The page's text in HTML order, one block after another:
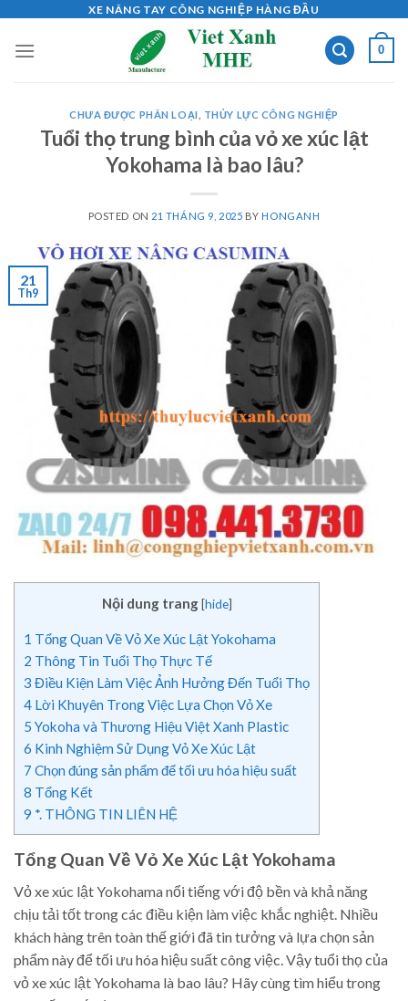
content
XE NÂNG TAY CÔNG NGHIỆP HÀNG ĐẦU
0
CHƯA ĐƯỢC PHÂN LOẠI THỦY LỰC CÔNG NGHIỆP
Tuổi thọ trung bình của vỏ xe xúc lật
Yokohama là bao lâu?
POSTED ON 21 THÁNG 9, 2025 BYHONGANH
21
Th9
Nội dung trang [hide]
1 Tổng Quan Về Vỏ Xe Xúc Lật Yokohama
2 Thông Tin Tuổi Thọ Thực Tế
3 Điều Kiện Làm Việc Ảnh Hưởng Đến Tuổi Thọ
4 Lời Khuyên Trong Việc Lựa Chọn Vỏ Xe
5 Yokoha và Thương Hiệu Việt Xanh Plastic
6 Kinh Nghiệm Sử Dụng Vỏ Xe Xúc Lật
7 Chọn đúng sản phẩm để tối ưu hóa hiệu suất
8 Tổng Kết
9 *. THÔNG TIN LIÊN HỆ
Tổng Quan Về Vỏ Xe Xúc Lật Yokohama
Vỏ xe xúc lật Yokohama nổi tiếng với độ bền và khả năng
chịu tải tốt trong các điều kiện làm việc khắc nghiệt. Nhiều
khách hàng trên toàn thế giới đã tin tưởng và lựa chọn sản
phẩm này để tối ưu hóa hiệu suất công việc. Vậy tuổi thọ của
vỏ xe xúc lật Yokohama là bao lâu? Hãy cùng tìm hiểu trong